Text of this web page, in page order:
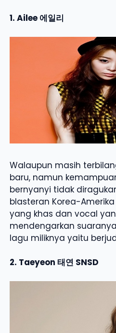
1. Ailee 에일리
Walaupun masih
baru, namun
bernyanyi tidak
blasteran Korea-
yang khas dan vocal
mendengarkan
lagu miliknya yaitu
2. Taeyeon 태연 SNSD